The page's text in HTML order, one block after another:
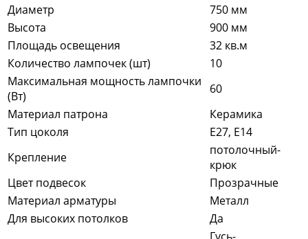
Диаметр
750 мм
Высота
900 мм
Площадь освещения
32 кв.м
Количество лампочек (шт)
10
Максимальная мощность лампочки
(Вт)
60
Материал патрона
Керамика
Тип цоколя
E27, Е14
Крепление
потолочный-
крюк
Цвет подвесок
Прозрачные
Материал арматуры
Металл
Для высоких потолков
Да